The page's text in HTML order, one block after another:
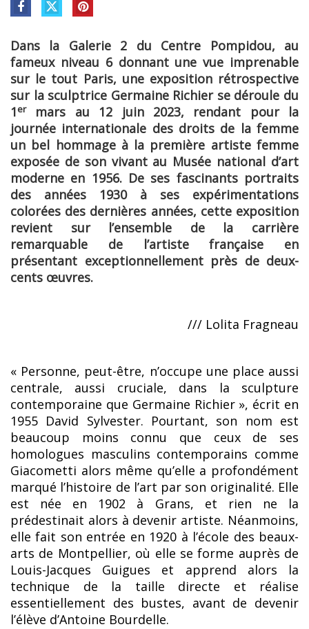
Dans la Galerie 2 du Centre Pompidou, au
fameux niveau 6 donnant une vue imprenable
sur le tout Paris, une exposition rétrospective
sur la sculptrice Germaine Richier se déroule du
1ermars au 12 juin 2023, rendant pour la
journée internationale des droits de la femme
un bel hommage à la première artiste femme
exposée de son vivant au Musée national d’art
moderne en 1956. De ses fascinants portraits
des années 1930 à ses expérimentations
colorées des dernières années, cette exposition
revient sur l’ensemble de la carrière
remarquable de l’artiste française en
présentant exceptionnellement près de deux-
cents œuvres.
/// Lolita Fragneau
« Personne, peut-être, n’occupe une place aussi
centrale, aussi cruciale, dans la sculpture
contemporaine que Germaine Richier », écrit en
1955 David Sylvester. Pourtant, son nom est
beaucoup moins connu que ceux de ses
homologues masculins contemporains comme
Giacometti alors même qu’elle a profondément
marqué l’histoire de l’art par son originalité. Elle
est née en 1902 à Grans, et rien ne la
prédestinait alors à devenir artiste. Néanmoins,
elle fait son entrée en 1920 à l’école des beaux-
arts de Montpellier, où elle se forme auprès de
Louis-Jacques Guigues et apprend alors la
technique de la taille directe et réalise
essentiellement des bustes, avant de devenir
l’élève d’Antoine Bourdelle.